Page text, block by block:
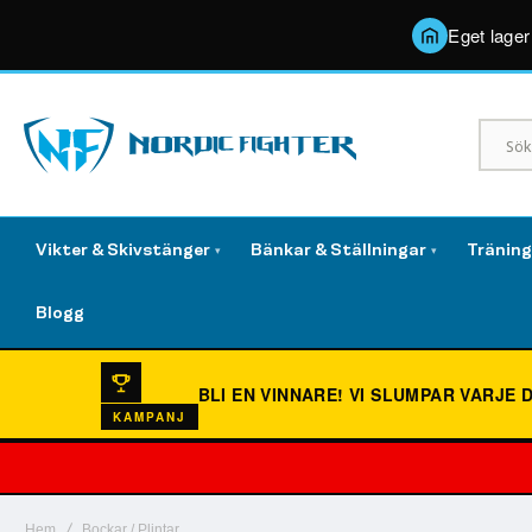
Eget
Vikter & Skivstänger ▾ Bänkar & Ställningar ▾
Blogg
KAMPANJ
BLI EN VINNARE!VI SLUMPAR VARJE